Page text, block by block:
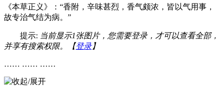
《本草正义》：“香附，辛味甚烈，香气颇浓，皆以气用事，
故专治气结为病。”
提示: 当前显示1张图片，您需要登录，才可以查看全部，
并享有搜索权限。【登录】
…… …… ……